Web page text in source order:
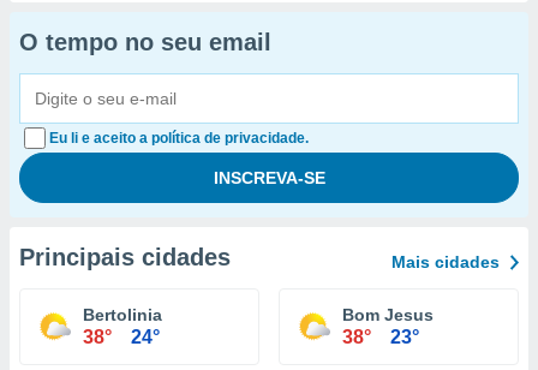
O tempo no seu email
Eu li e aceito a política de privacidade.
Principais cidades Mais cidades
Bertolinia
38° 24°
Bom Jesus
38° 23°